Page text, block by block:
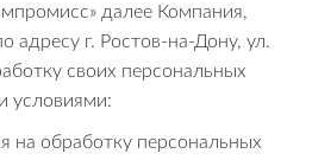
далее Компания,
адресу г. Ростов-на-Дону, ул.
своих персональных
условиями:
на обработку персональных